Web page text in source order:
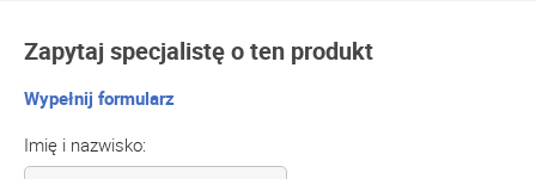
Zapytaj specjalistę o ten produkt
Wypełnij formularz
Imię i nazwisko: